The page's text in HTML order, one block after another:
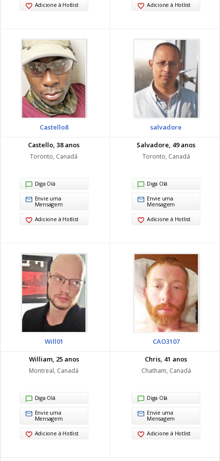
Adicione à Hotlist
Adicione à Hotlist
Castello8
Castello, 38 anos
Toronto, Canadá
Diga Olá
Envie uma
Mensagem
Adicione à Hotlist
salvadore
Salvadore, 49 anos
Toronto, Canadá
Diga Olá
Envie uma
Mensagem
Adicione à Hotlist
Will01
William, 25 anos
Montreal, Canadá
Diga Olá
Envie uma
Mensagem
Adicione à Hotlist
CAO3107
Chris, 41 anos
Chatham, Canadá
Diga Olá
Envie uma
Mensagem
Adicione à Hotlist